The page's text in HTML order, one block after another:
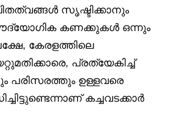
സൃഷ്ടിക്കാനും
കണക്കുകൾ ഒന്നും
കേരളത്തിലെ
പ്രത്യേകിച്ച്
പരിസരത്തും ഉള്ളവരെ
കച്ചവടക്കാർ